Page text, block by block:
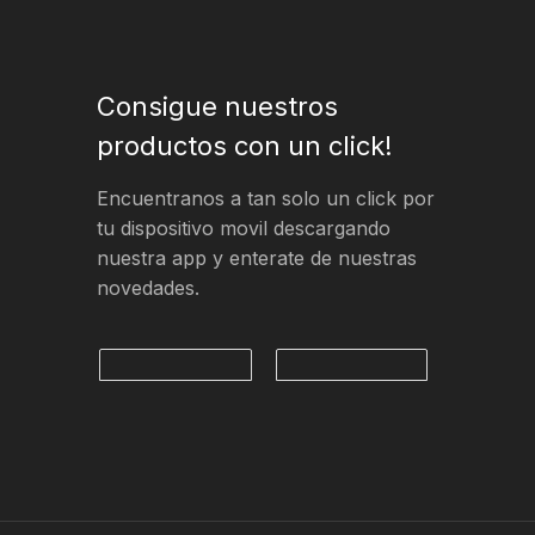
Consigue nuestros
productos con un click!
Encuentranos a tan solo un click por
tu dispositivo movil descargando
nuestra app y enterate de nuestras
novedades.